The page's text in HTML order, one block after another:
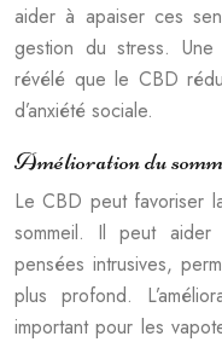
aider à apaiser ces
gestion du stress.
révélé que le CBD
d’anxiété sociale.
Amélioration du
Le CBD peut favoriser
sommeil. Il peut
pensées intrusives,
plus profond.
important pour les